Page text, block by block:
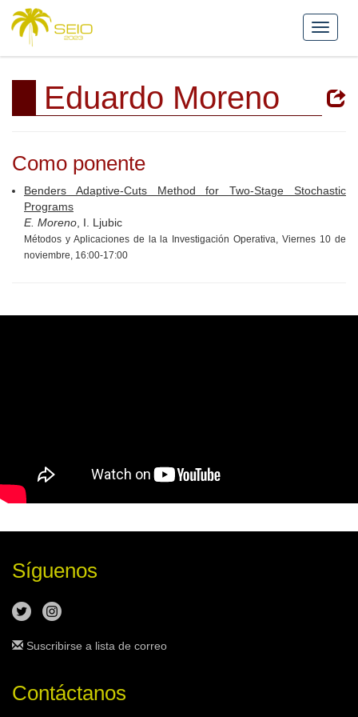
Eduardo Moreno
Como ponente
Benders Adaptive-Cuts Method for Two-Stage Stochastic
Programs
E. Moreno , I. Ljubic
Métodos y Aplicaciones de la la Investigación Operativa, Viernes 10 de
noviembre, 16:00-17:00
Síguenos
Suscribirse a lista de correo
Contáctanos